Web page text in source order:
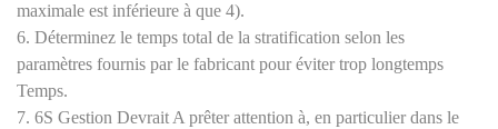
maximale est inférieure à que 4).
6. Déterminez le temps total de la stratification selon les
paramètres fournis par le fabricant pour éviter trop longtemps
Temps.
7. 6S Gestion Devrait A prêter attention à, en particulier dans le